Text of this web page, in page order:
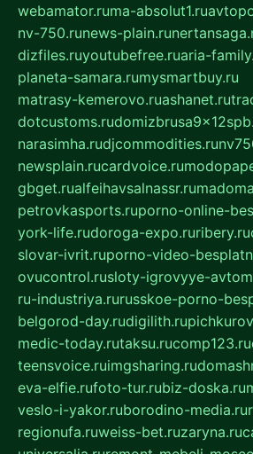
webamator.ruma-absolut1.ru
nv-750.runews-plain.ru
dizfiles.ruyoutubefree.ruaria-
planeta-samara.rumysmartbuy.ru
matrasy-kemerovo.ruashanet.ru
dotcustoms.ru
narasimha.rudjcommodities.ru
newsplain.rucardvoice.ru
gbget.rualfeihavsalnassr.ru
petrovkasports.ruporno-online-
york-life.rudoroga-expo.ruribery.ru
slovar-ivrit.ruporno-video-
ovucontrol.rusloty-igrovyye-
ru-industriya.rurusskoe-porno-
belgorod-day.rudigilith.ru
medic-today.rutaksu.rucomp123.ru
teensvoice.ruimgsharing.ru
eva-elfie.rufoto-tur.rubiz-doska.ru
veslo-i-yakor.ruborodino-media.ru
regionufa.ruweiss-bet.ruzaryna.ru